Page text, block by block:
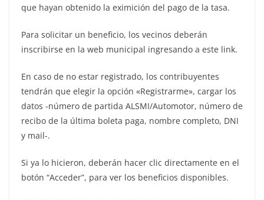
que hayan obtenido la eximición del pago de la tasa.
Para solicitar un beneficio, los vecinos deberán
inscribirse en la web municipal ingresando a este link.
En caso de no estar registrado, los contribuyentes
tendrán que elegir la opción «Registrarme», cargar los
datos -número de partida ALSMI/Automotor, número de
recibo de la última boleta paga, nombre completo, DNI
y mail-.
Si ya lo hicieron, deberán hacer clic directamente en el
botón “Acceder”, para ver los beneficios disponibles.